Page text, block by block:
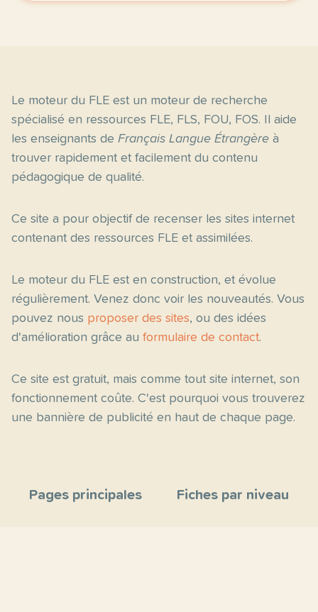
Le moteur du FLE est un moteur de recherche
spécialisé en ressources FLE, FLS, FOU, FOS. Il aide
les enseignants de Français Langue Étrangère à
trouver rapidement et facilement du contenu
pédagogique de qualité.
Ce site a pour objectif de recenser les sites internet
contenant des ressources FLE et assimilées.
Le moteur du FLE est en construction, et évolue
régulièrement. Venez donc voir les nouveautés. Vous
pouvez nous proposer des sites, ou des idées
d'amélioration grâce au formulaire de contact.
Ce site est gratuit, mais comme tout site internet, son
fonctionnement coûte. C'est pourquoi vous trouverez
une bannière de publicité en haut de chaque page.
Pages principales Fiches par niveau